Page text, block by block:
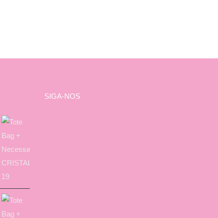
SIGA-NOS